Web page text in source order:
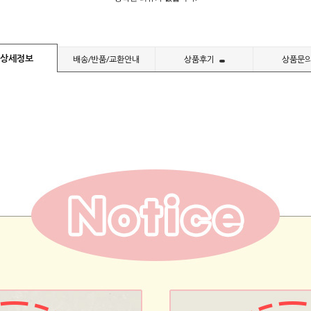
세정보 배송/반품/교환안내 상품후기 상품문